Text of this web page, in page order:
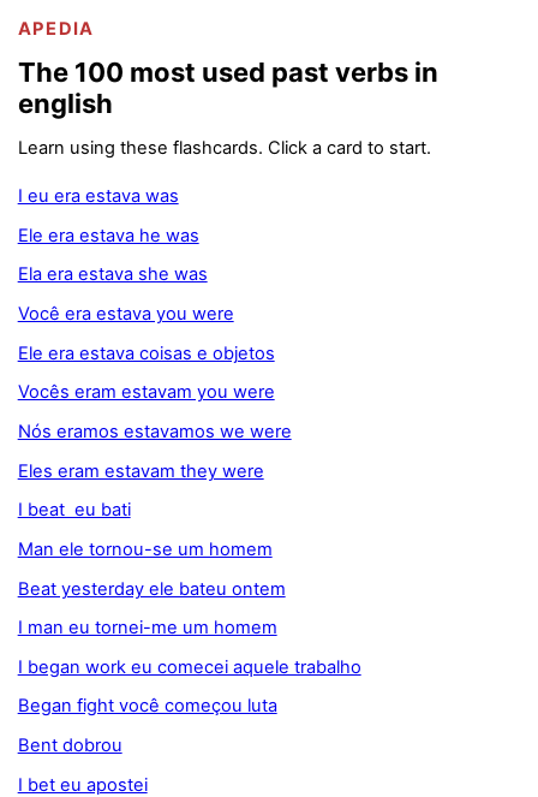
APEDIA
The 100 most used past verbs in
english
Learn using these flashcards. Click a card to start.
I eu era estava was
Ele era estava he was
Ela era estava she was
Você era estava you were
Ele era estava coisas e objetos
Vocês eram estavam you were
Nós eramos estavamos we were
Eles eram estavam they were
I beat eu bati
Man ele tornou-se um homem
Beat yesterday ele bateu ontem
I man eu tornei-me um homem
I began work eu comecei aquele trabalho
Began fight você começou luta
Bent dobrou
I bet eu apostei